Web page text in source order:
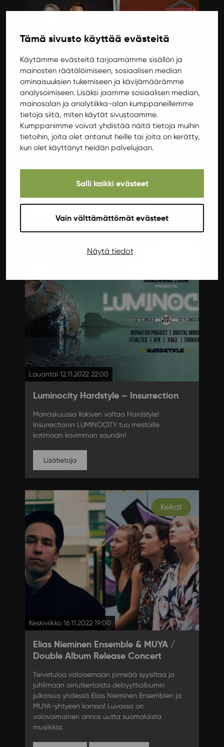
Tämä sivusto käyttää evästeitä
Käytämme evästeitä tarjoamamme sisällön ja
mainosten räätälöimiseen, sosiaalisen median
ominaisuuksien tukemiseen ja kävijämäärämme
analysoimiseen. Lisäksi jaamme sosiaalisen median,
mainosalan ja analytiikka-alan kumppaneillemme
tietoja siitä, miten käytät sivustoamme.
Kumppanimme voivat yhdistää näitä tietoja muihin
tietoihin, joita olet antanut heille tai joita on kerätty,
kun olet käyttänyt heidän palvelujaan.
Salli kaikki evästeet
Vain välttämättömät evästeet
Näytä tiedot
Perjantai 11.11.2022 18:00
Stand up: Fathi Ahmed, Viivi Kuusela,
Tommi Tuominen & Matti Paalanen
Jyväskylän Ilokivessä nauretaan taas stand upin
Matti Paalanen.
Lauantai 12.11.2022 22:00
Luminocity Hardstyle – Insurrection
Marraskuussa Ilokiven valtaa Hardstyle!
Insurrectionin LUMINOCITY tuo mestoille
kotimaan kovimman soundin!
Lisätietoja
Keikat
Keskiviikko 16.11.2022 19:00
Elias Nieminen Ensemble & MUYA /
Double Album Release Concert
Tervetuloa valaisemaan pimeää syysiltaa ja
juhlimaan ainutkertaista debyyttialbumin
julkaisua yhdessä Elias Nieminen Ensemblen ja
MUYA-yhtyeen kanssa! Luvassa on
valovoimainen annos uutta suomalaista
musiikkia.